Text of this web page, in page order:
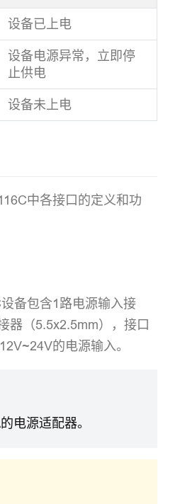
设备已上电
设备电源异常，立即停
止供电
设备未上电
中各接口的定义和功
备包含1路电源输入接
器（5.5x2.5mm），接口
的电源输入。
电源适配器。